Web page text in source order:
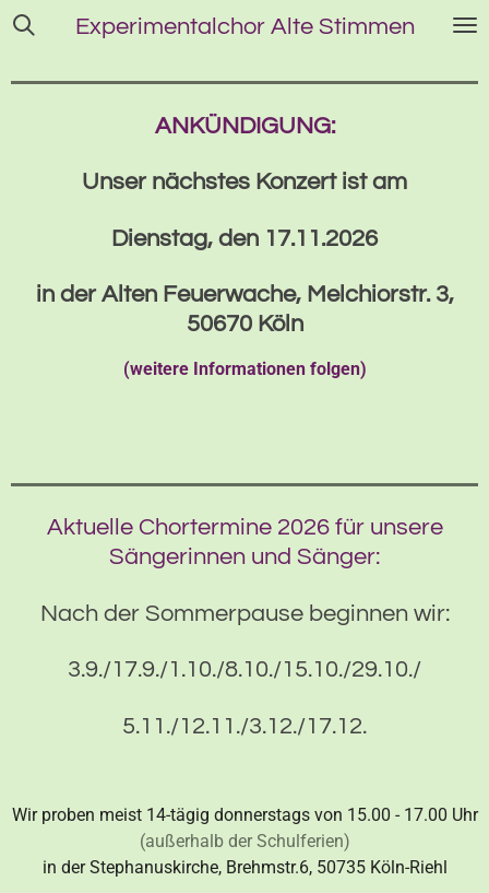
Zum
ExperimentalchorAlte Stimmen
ANKÜNDIGUNG:
Unser nächstes Konzert ist am
Dienstag, den 17.11.2026
in der Alten Feuerwache, Melchiorstr. 3,
50670 Köln
(weitere Informationen folgen)
Aktuelle Chortermine 2026 für unsere
Sängerinnen und Sänger:
Nach der Sommerpause beginnen wir:
3.9./17.9./1.10./8.10./15.10./29.10./
5.11./12.11./3.12./17.12.
Wir proben meist 14-tägig donnerstags von 15.00 - 17.00 Uhr
(außerhalb der Schulferien)
in der Stephanuskirche, Brehmstr.6, 50735 Köln-Riehl